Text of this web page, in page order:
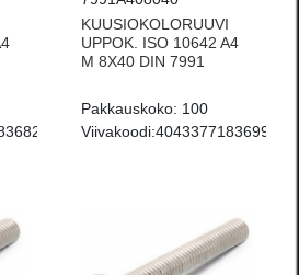
KUUSIOKOLORUUVI
UPPOK. ISO 10642 A4
M 8X40 DIN 7991
Pakkauskoko: 100
Viivakoodi:4043377183699